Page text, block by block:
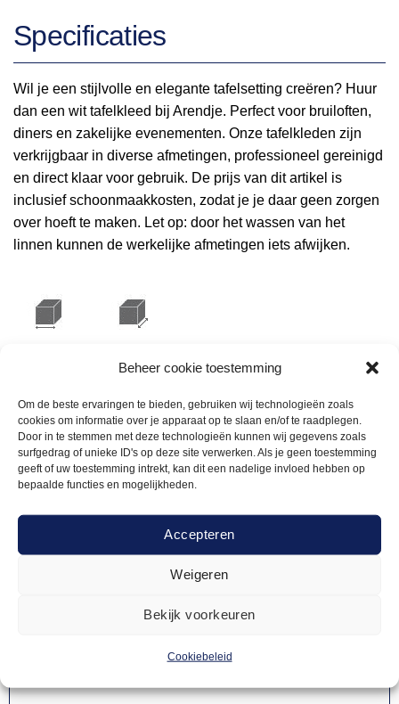
Beheer cookie toestemming
Om de beste ervaringen te bieden, gebruiken wij technologieën zoals
cookies om informatie over je apparaat op te slaan en/of te raadplegen.
Door in te stemmen met deze technologieën kunnen wij gegevens zoals
surfgedrag of unieke ID's op deze site verwerken. Als je geen toestemming
geeft of uw toestemming intrekt, kan dit een nadelige invloed hebben op
bepaalde functies en mogelijkheden.
Accepteren
Weigeren
Bekijk voorkeuren
Cookiebeleid
Specificaties
Wil je een stijlvolle en elegante tafelsetting creëren? Huur
dan een wit tafelkleed bij Arendje. Perfect voor bruiloften,
diners en zakelijke evenementen. Onze tafelkleden zijn
verkrijgbaar in diverse afmetingen, professioneel gereinigd
en direct klaar voor gebruik. De prijs van dit artikel is
inclusief schoonmaakkosten, zodat je je daar geen zorgen
over hoeft te maken. Let op: door het wassen van het
linnen kunnen de werkelijke afmetingen iets afwijken.
180cm
Gerelateerde
producten